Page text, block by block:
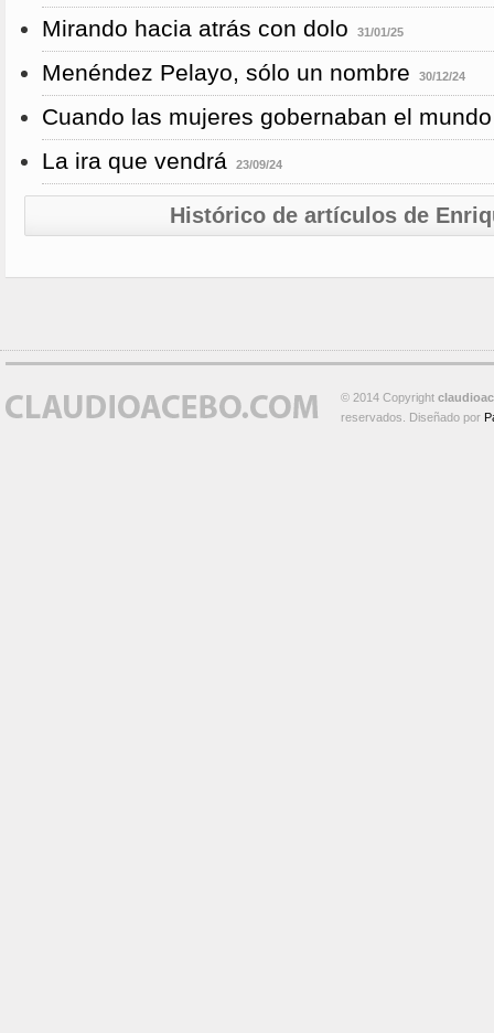
Mirando hacia atrás con dolo 31/01/25
Menéndez Pelayo, sólo un nombre 30/12/24
Cuando las mujeres gobernaban el mundo
La ira que vendrá
23/09/24
Histórico de artículos de
© 2014 Copyright
reservados. Diseñado por